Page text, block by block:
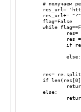
# получаем
res_url=
res_url+=
	flag=False
while
res
if
		else:
res=
if
	else: